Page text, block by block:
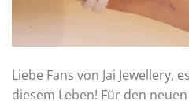
Liebe Fans von Jai Jewellery,
diesem Leben! Für den